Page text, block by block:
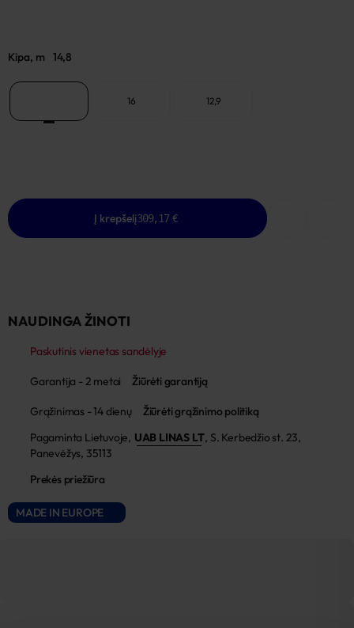
Kipa, m 14,8
16 12,9
Į krepšelį309,17 €
NAUDINGA ŽINOTI
Paskutinis vienetas sandėlyje
Garantija - 2 metai Žiūrėti garantiją
Grąžinimas - 14 dienų
Žiūrėti grąžinimo politiką
Pagaminta Lietuvoje, UAB LINAS LT, S. Kerbedžio st. 23,
Panevėžys, 35113
Prekės priežiūra
MADE IN EUROPE